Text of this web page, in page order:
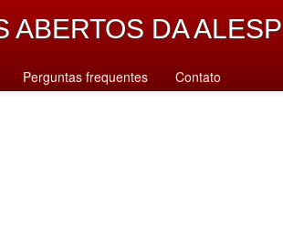
ABERTOS DA ALESP
Perguntas frequentes Contato